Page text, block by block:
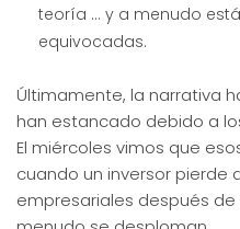
teoría … y a menudo
equivocadas.
Últimamente, la narrativa
han estancado debido a
El miércoles vimos que
cuando un inversor pierde
empresariales después